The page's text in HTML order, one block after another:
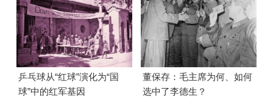
乒乓球从“红球”演化为“国
球”中的红军基因
董保存：毛主席为何、如何
选中了李德生？